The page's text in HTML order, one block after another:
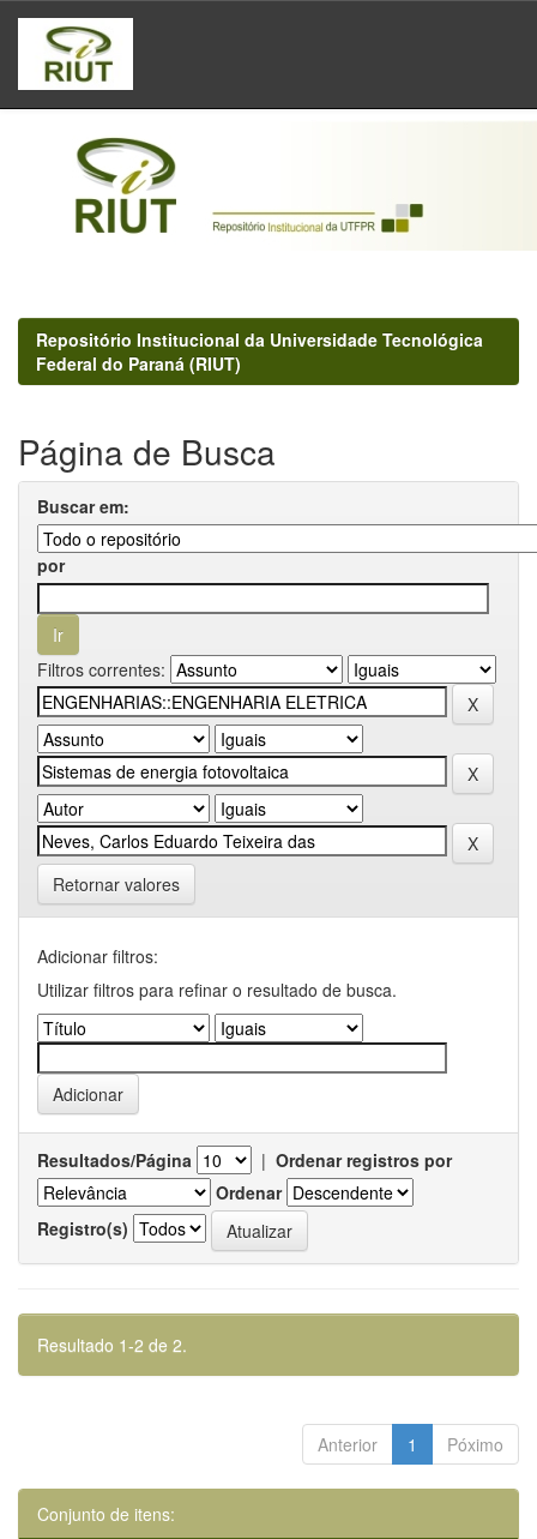
Skip
navigation
Repositório Institucional da Universidade Tecnológica
Federal do Paraná (RIUT)
Página de Busca
Buscar em:
por
Filtros correntes:
Retornar valores
Adicionar filtros:
Utilizar filtros para refinar o resultado de busca.
Resultados/Página | Ordenar registros por
Ordenar
Registro(s)
Resultado 1-2 de 2.
Anterior 1 Póximo
Conjunto de itens: